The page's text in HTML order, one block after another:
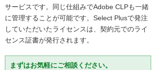
サービスです。同じ仕組みでAdobe CLPも一緒
に管理することが可能です。Select Plusで発注
していただいたライセンスは、契約元でのライ
センス証書が発行されます。
まずはお気軽にご相談ください。